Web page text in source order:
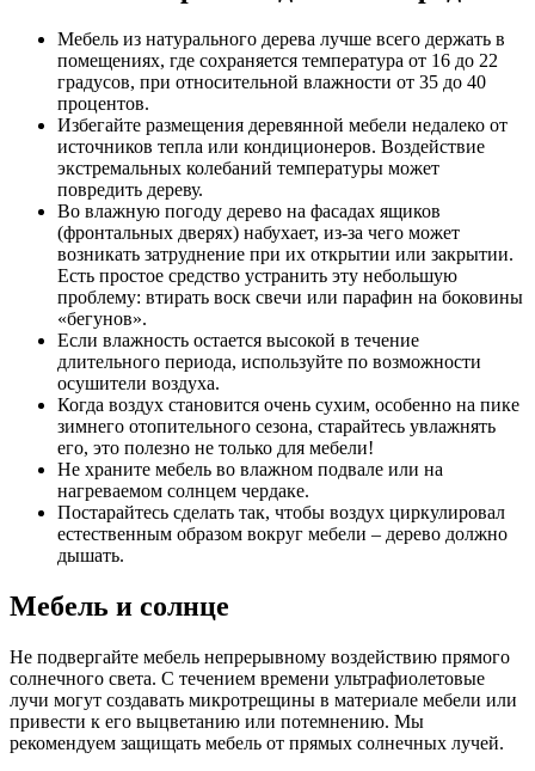
Мебель из натурального дерева лучше всего держать в
помещениях, где сохраняется температура от 16 до 22
градусов, при относительной влажности от 35 до 40
процентов.
Избегайте размещения деревянной мебели недалеко от
источников тепла или кондиционеров. Воздействие
экстремальных колебаний температуры может
повредить дереву.
Во влажную погоду дерево на фасадах ящиков
(фронтальных дверях) набухает, из-за чего может
возникать затруднение при их открытии или закрытии.
Есть простое средство устранить эту небольшую
проблему: втирать воск свечи или парафин на боковины
«бегунов».
Если влажность остается высокой в течение
длительного периода, используйте по возможности
осушители воздуха.
Когда воздух становится очень сухим, особенно на пике
зимнего отопительного сезона, старайтесь увлажнять
его, это полезно не только для мебели!
Не храните мебель во влажном подвале или на
нагреваемом солнцем чердаке.
Постарайтесь сделать так, чтобы воздух циркулировал
естественным образом вокруг мебели – дерево должно
дышать.
Мебель и солнце
Не подвергайте мебель непрерывному воздействию прямого
солнечного света. С течением времени ультрафиолетовые
лучи могут создавать микротрещины в материале мебели или
привести к его выцветанию или потемнению. Мы
рекомендуем защищать мебель от прямых солнечных лучей.